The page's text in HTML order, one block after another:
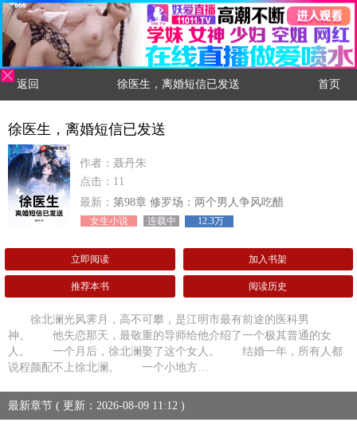
返回 徐医生，离婚短信已发送 首页
徐医生，离婚短信已发送
作者：聂丹朱
点击：11
最新： 第98章 修罗场：两个男人争风吃醋
女生小说 连载中 12.3万
立即阅读 加入书架
推荐本书 阅读历史
徐北澜光风霁月，高不可攀，是江明市最有前途的医科男
神。 他失恋那天，最敬重的导师给他介绍了一个极其普通的女
人。 一个月后，徐北澜娶了这个女人。 结婚一年，所有人都
说程颜配不上徐北澜。 一个小地方…
最新章节 ( 更新：2026-08-09 11:12 )